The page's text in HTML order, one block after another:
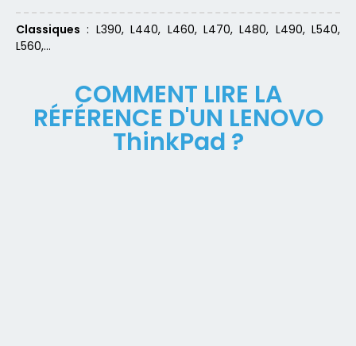
Classiques : L390, L440, L460, L470, L480, L490, L540,
L560,…
COMMENT LIRE LA
RÉFÉRENCE D'UN LENOVO
ThinkPad ?